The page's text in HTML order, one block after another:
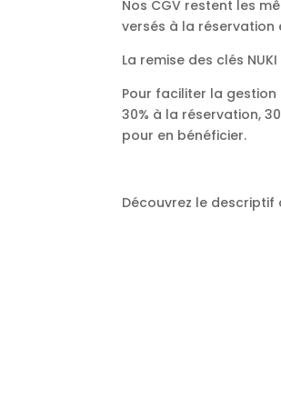
Nos CGV restent les
versés à la réservation
La remise des clés
Pour faciliter la
30% à la réservation,
pour en bénéficier.
Découvrez le